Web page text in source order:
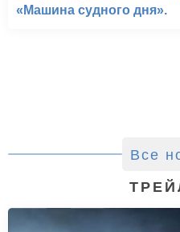
«Машина судного дня».
Все